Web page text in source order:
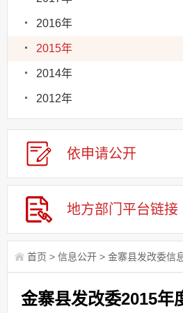
2016年
2015年
2014年
2012年
依申请公开
地方部门 平台链接
首页 > 信息公开 > 金寨县发改委信
金寨县发改委2015年